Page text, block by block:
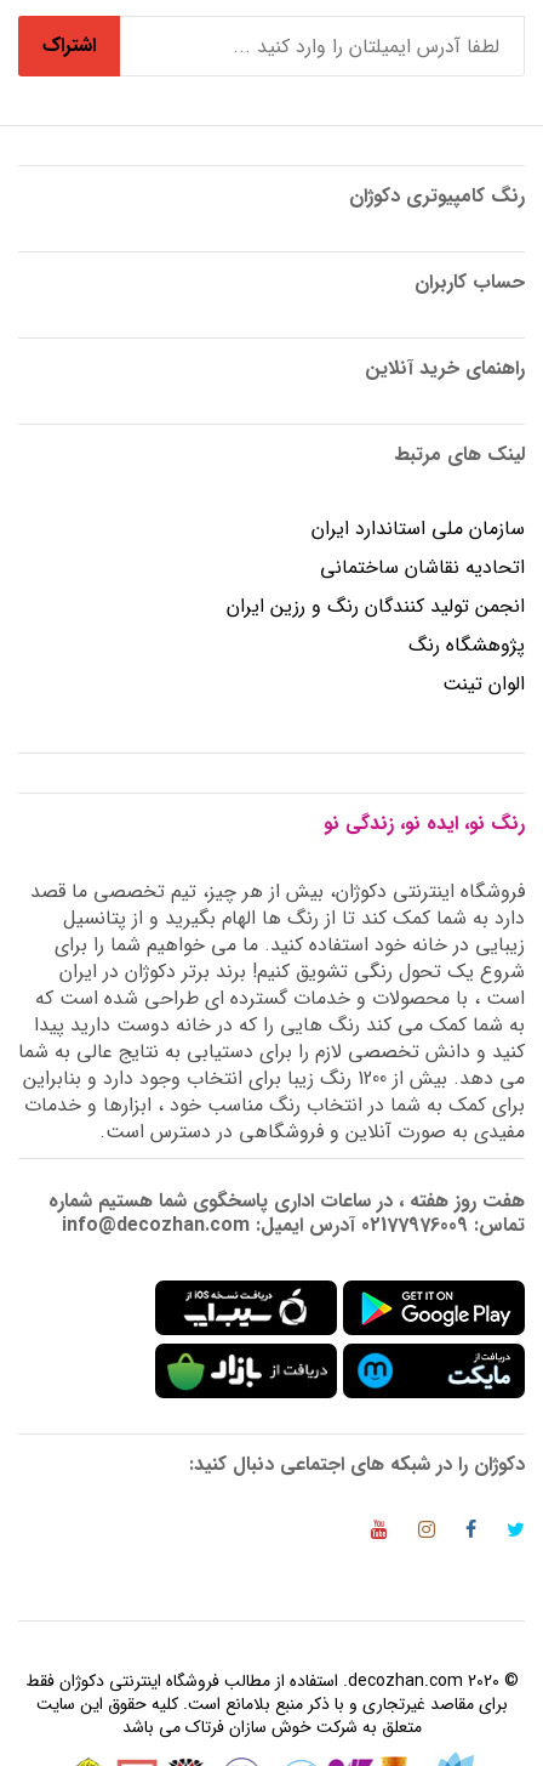
اشتراک
رنگ کامپیوتری دکوژان
حساب کاربران
راهنمای خرید آنلاین
لینک های مرتبط
سازمان ملی استاندارد ایران
اتحادیه نقاشان ساختمانی
انجمن توليد كنندگان رنگ و رزين ايران
پژوهشگاه رنگ
الوان تینت
رنگ نو، ایده نو، زندگی نو
فروشگاه اینترنتی دکوژان، بیش از هر چیز، تیم تخصصی ما قصد
دارد به شما کمک کند تا از رنگ ها الهام بگیرید و از پتانسیل
زیبایی در خانه خود استفاده کنید. ما می خواهیم شما را برای
شروع یک تحول رنگی تشویق کنیم! برند برتر دکوژان در ایران
است ، با محصولات و خدمات گسترده ای طراحی شده است که
به شما کمک می کند رنگ هایی را که در خانه دوست دارید پیدا
کنید و دانش تخصصی لازم را برای دستیابی به نتایج عالی به شما
می دهد. بیش از 1200 رنگ زیبا برای انتخاب وجود دارد و بنابراین
برای کمک به شما در انتخاب رنگ مناسب خود ، ابزارها و خدمات
مفیدی به صورت آنلاین و فروشگاهی در دسترس است.
هفت روز هفته ، در ساعات اداری پاسخگوی شما هستیم شماره
تماس: 02177976009 آدرس ایمیل: info@decozhan.com
دکوژان را در شبکه های اجتماعی دنبال کنید:
© 2020 decozhan.com. استفاده از مطالب فروشگاه اینترنتی دکوژان فقط
برای مقاصد غیرتجاری و با ذکر منبع بلامانع است. کلیه حقوق این سایت
متعلق به شرکت خوش سازان فرتاک می باشد